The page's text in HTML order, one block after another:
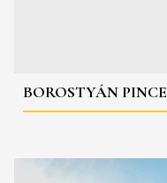
BOROSTYÁN PINCE